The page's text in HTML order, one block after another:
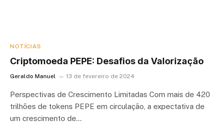
NOTÍCIAS
Criptomoeda PEPE: Desafios da Valorização
Geraldo Manuel 13 de fevereiro de 2024
Perspectivas de Crescimento Limitadas Com mais de 420
trilhões de tokens PEPE em circulação, a expectativa de
um crescimento de…